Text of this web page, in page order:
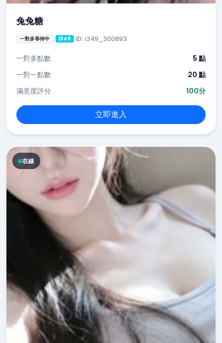
兔兔糖
一對多等待中 i349 ID: i349_300893
一對多點數
5 點
一對一點數
20 點
滿意度評分
100分
立即進入
在線